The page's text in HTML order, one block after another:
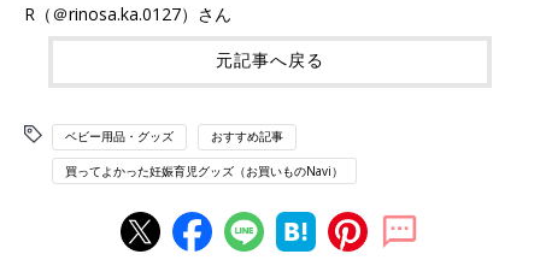
R（＠rinosa.ka.0127）さん
元記事へ戻る
ベビー用品・グッズ おすすめ記事
買ってよかった妊娠育児グッズ（お買いものNavi）